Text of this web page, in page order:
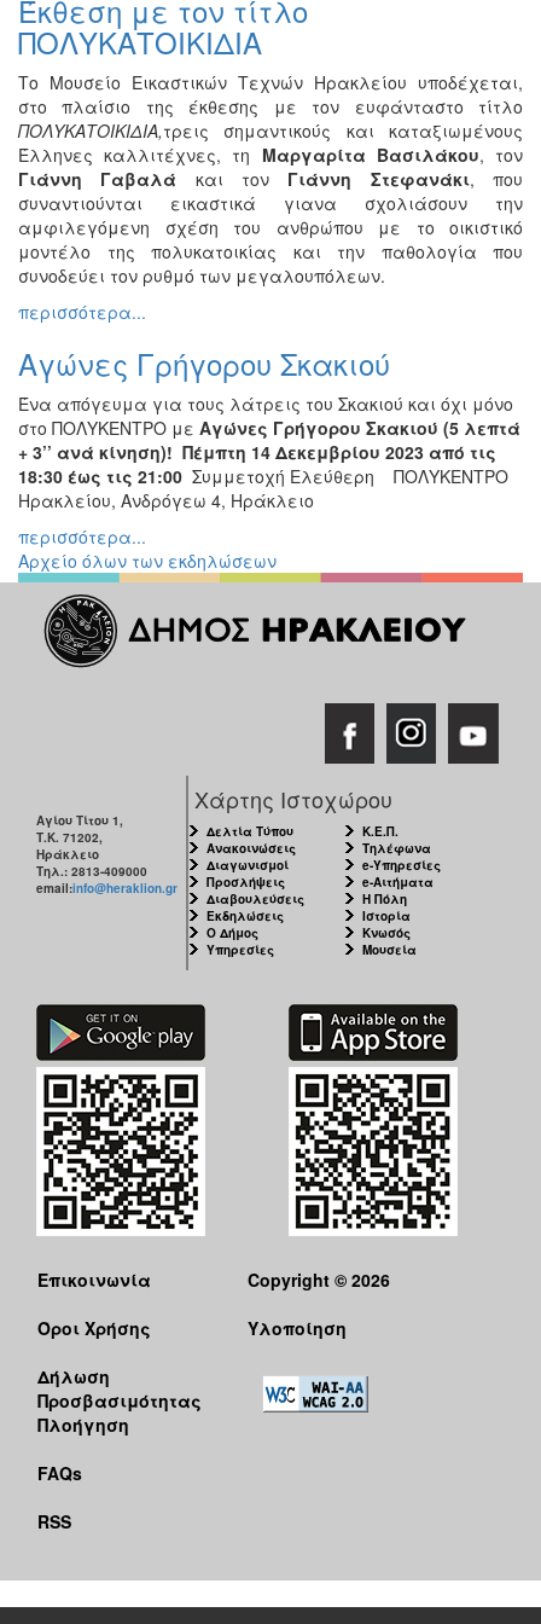
Βιβλίο
Ζωγραφική
Φωτογραφία
Τραγούδι
Μουσική
Κινηματογράφος
Χορός
Θέατρο
Παζάρι
Ειδών
Συνέδρια
Ημερίδες
-
Διημερίδες
Σεμινάρια-
Διαλέξεις-
Ομιλίες
Διάφορες
Εκθέσεις
Εκδηλώσεις
για
Παιδιά
ΤΟΠΟΣ
ΜΑΣ
ΠΟΛΙΤΙΣΜΟΣ
ΑΝΘΕΚΤΙΚΗ
Έκθεση με τον τίτλο
ΠΟΛΥΚΑΤΟΙΚΙΔΙΑ
Το Μουσείο Εικαστικών Τεχνών Ηρακλείου υποδέχεται,
στο πλαίσιο της έκθεσης με τον ευφάνταστο τίτλο
ΠΟΛΥΚΑΤΟΙΚΙΔΙΑ,τρεις σημαντικούς και καταξιωμένους
Έλληνες καλλιτέχνες, τη Μαργαρίτα Βασιλάκου, τον
Γιάννη Γαβαλά και τον Γιάννη Στεφανάκι, που
συναντιούνται εικαστικά γιανα σχολιάσουν την
αμφιλεγόμενη σχέση του ανθρώπου με το οικιστικό
μοντέλο της πολυκατοικίας και την παθολογία που
συνοδεύει τον ρυθμό των μεγαλουπόλεων.
περισσότερα...
Αγώνες Γρήγορου Σκακιού
Ένα απόγευμα για τους λάτρεις του Σκακιού και όχι μόνο
στο ΠΟΛΥΚΕΝΤΡΟ με Αγώνες Γρήγορου Σκακιού (5 λεπτά
+ 3’’ ανά κίνηση)! Πέμπτη 14 Δεκεμβρίου 2023 από τις
18:30 έως τις 21:00 Συμμετοχή Ελεύθερη ΠΟΛΥΚΕΝΤΡΟ
Ηρακλείου, Ανδρόγεω 4, Ηράκλειο
περισσότερα...
Αρχείο όλων των εκδηλώσεων
Αγίου Τίτου 1,
Τ.Κ. 71202,
Ηράκλειο
Τηλ.: 2813-409000
email:info@heraklion.gr
Χάρτης Ιστοχώρου
Δελτία Τύπου
Ανακοινώσεις
Διαγωνισμοί
Προσλήψεις
Διαβουλεύσεις
Εκδηλώσεις
Ο Δήμος
Υπηρεσίες
Κ.Ε.Π.
Τηλέφωνα
e-Υπηρεσίες
e-Αιτήματα
Η Πόλη
Ιστορία
Κνωσός
Μουσεία
Επικοινωνία
Όροι Χρήσης
Δήλωση
Προσβασιμότητας
Πλοήγηση
FAQs
RSS
Copyright © 2026
Υλοποίηση